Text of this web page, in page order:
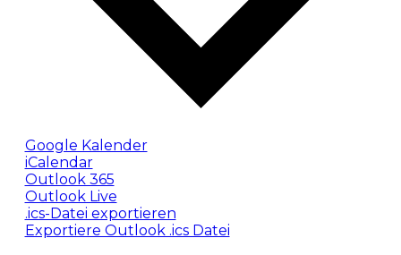
Google Kalender
iCalendar
Outlook 365
Outlook Live
.ics-Datei exportieren
Exportiere Outlook .ics Datei